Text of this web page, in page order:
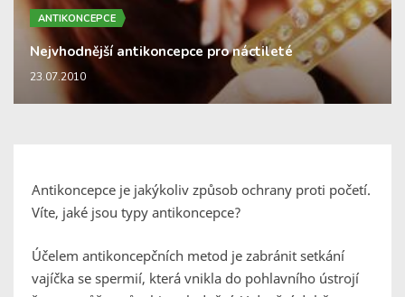
ANTIKONCEPCE
Nejvhodnější antikoncepce pro náctileté
23.07.2010
Antikoncepce je jakýkoliv způsob ochrany proti početí.
Víte, jaké jsou typy antikoncepce?
Účelem antikoncepčních metod je zabránit setkání
vajíčka se spermií, která vnikla do pohlavního ústrojí